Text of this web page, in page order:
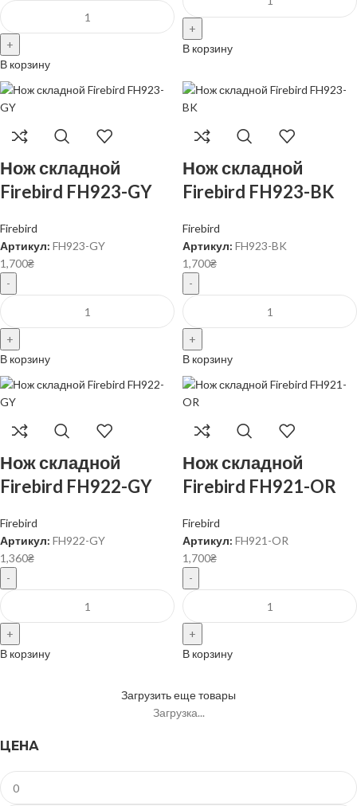
ЦЕНА
В корзину
В корзину
Нож складной
Firebird FH923-GY
Firebird
Артикул: FH923-GY
1,700₴
В корзину
Нож складной
Firebird FH923-BK
Firebird
Артикул: FH923-BK
1,700₴
В корзину
Нож складной
Firebird FH922-GY
Firebird
Артикул: FH922-GY
1,360₴
В корзину
Нож складной
Firebird FH921-OR
Firebird
Артикул: FH921-OR
1,700₴
В корзину
Загрузить еще товары
Загрузка...